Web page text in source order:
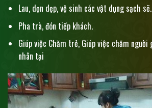
Lau, dọn dẹp, vệ sinh các vật dụng sạch sẽ.
Pha trà, đón tiếp khách.
Giúp việc Chăm trẻ, Giúp việc chăm người
nhân tại